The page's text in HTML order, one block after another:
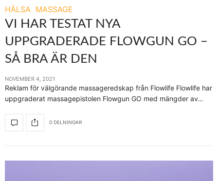
HÄLSA MASSAGE
VI HAR TESTAT NYA
UPPGRADERADE FLOWGUN GO –
SÅ BRA ÄR DEN
NOVEMBER 4, 2021
Reklam för välgörande massageredskap från Flowlife Flowlife har
uppgraderat massagepistolen Flowgun GO med mängder av…
0 DELNINGAR